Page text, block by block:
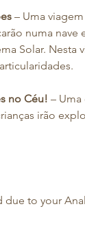
– Uma
numa
Solar. Nesta
no Céu! –
irão
to your